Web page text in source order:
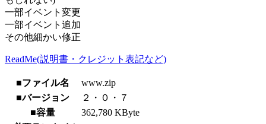
一部イベント変更
一部イベント追加
その他細かい修正
ReadMe(説明書・クレジット表記など)
■ファイル名
www.zip
■バージョン
２・０・７
■容量
362,780 KByte